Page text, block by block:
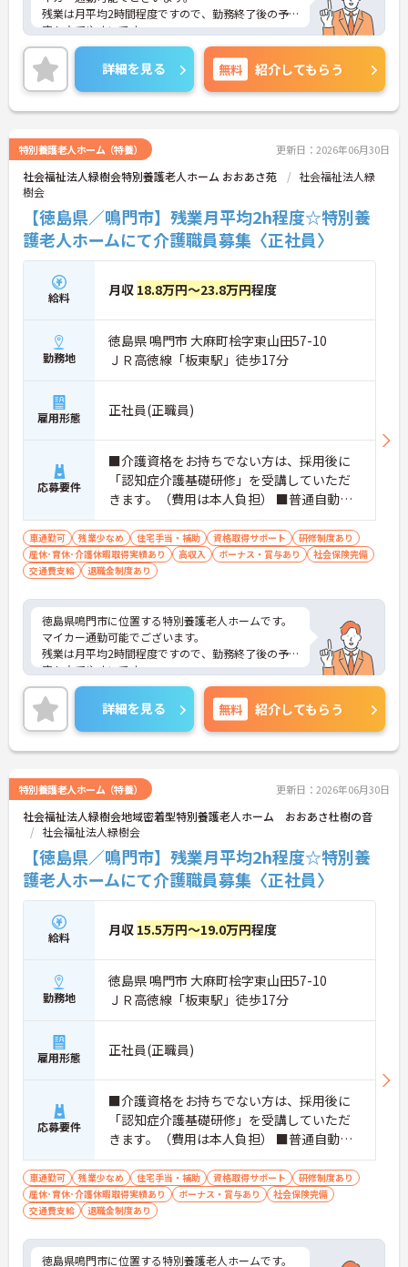
残業は月平均2時間程度ですので、勤務終了後の予
定も立てやすいです。
昇給や賞与制度があり頑張りが評価されてしっかり
と職員に還元されます。
ご興味のある方には、面接対策ポイントなど、さら
に詳細をお話しいたしますのでお気軽にご相談くだ
さい！
詳細を見る 無料 紹介してもらう
特別養護老人ホーム（特養） 更新日：2026年06月30日
社会福祉法人緑樹会特別養護老人ホーム おおあさ苑
社会福祉法人緑
樹会
【徳島県／鳴門市】残業月平均2h程度☆特別養
護老人ホームにて介護職員募集〈正社員〉
給料 月収 18.8万円～23.8万円程度
勤務地
徳島県 鳴門市 大麻町桧字東山田57-10
ＪＲ高徳線「板東駅」徒歩17分
雇用形態 正社員(正職員)
応募要件
■介護資格をお持ちでない方は、採用後に
「認知症介護基礎研修」を受講していただ
きます。（費用は本人負担） ■普通自動車
運転免許必須（AT限定可） ■経験不問
車通勤可 残業少なめ 住宅手当・補助 資格取得サポート
研修制度あり
産休･育休･介護休暇取得実績あり
高収入 ボーナス・賞与あり
社会保険完備
交通費支給
退職金制度あり
徳島県鳴門市に位置する特別養護老人ホームです。
マイカー通勤可能でございます。
残業は月平均2時間程度ですので、勤務終了後の予
定も立てやすいです。
昇給や賞与制度があり頑張りが評価されてしっかり
と職員に還元されます。
ご興味のある方には、面接対策ポイントなど、さら
に詳細をお話しいたしますのでお気軽にご相談くだ
さい！
詳細を見る 無料 紹介してもらう
特別養護老人ホーム（特養） 更新日：2026年06月30日
社会福祉法人緑樹会地域密着型特別養護老人ホーム おおあさ杜樹の音
社会福祉法人緑樹会
【徳島県／鳴門市】残業月平均2h程度☆特別養
護老人ホームにて介護職員募集〈正社員〉
給料 月収 15.5万円～19.0万円程度
勤務地
徳島県 鳴門市 大麻町桧字東山田57-10
ＪＲ高徳線「板東駅」徒歩17分
雇用形態 正社員(正職員)
応募要件
■介護資格をお持ちでない方は、採用後に
「認知症介護基礎研修」を受講していただ
きます。（費用は本人負担） ■普通自動車
運転免許必須（AT限定可） ■経験不問
車通勤可 残業少なめ 住宅手当・補助 資格取得サポート
研修制度あり
産休･育休･介護休暇取得実績あり
ボーナス・賞与あり
社会保険完備
交通費支給
退職金制度あり
徳島県鳴門市に位置する特別養護老人ホームです。